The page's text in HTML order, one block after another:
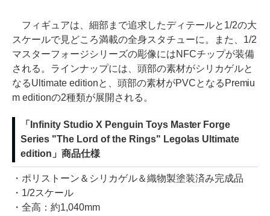
フィギュアは、細部まで追求したディテールと1/2の大
スケールで見どころ満載の全身スタチューに。また、1/2
マスターフォージシリーズの彫像にはNFCチップが装備
される。ラインナップには、頭部の素材がシリカゲルと
なるUltimate editionと、頭部の素材がPVCとなるPremiu
m editionの2種類が展開される。
「Infinity Studio X Penguin Toys Master Forge
Series "The Lord of the Rings" Legolas Ultimate
edition」商品仕様
・ポリストーン＆シリカゲル＆織物製塗装済み完成品
・1/2スケール
・全高：約1,040mm